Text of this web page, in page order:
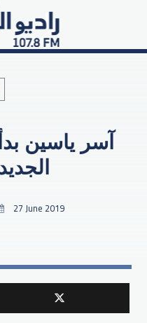
website:
آسر ياسين
27 June 2019